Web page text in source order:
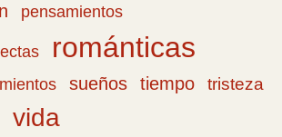
pensamientos
románticas
sueños tiempo
tristeza
vida